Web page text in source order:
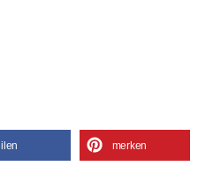
merken